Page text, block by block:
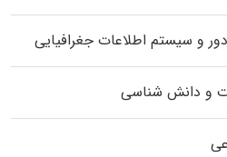
و سیستم اطلاعات جغرافیایی
و دانش شناسی